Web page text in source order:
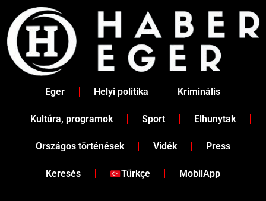
content
Eger Helyi politika Kriminális
Kultúra, programok Sport Elhunytak
Országos történések Vidék Press
Keresés Türkçe MobilApp